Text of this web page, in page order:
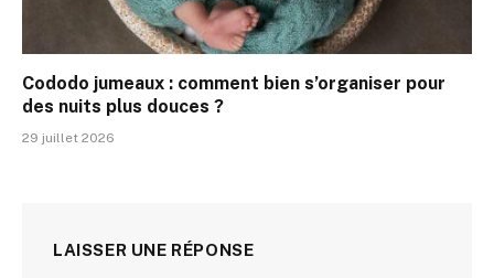
Cododo jumeaux : comment bien s’organiser pour
des nuits plus douces ?
29 juillet 2026
LAISSER UNE RÉPONSE